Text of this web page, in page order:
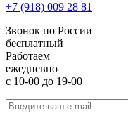
+7 (918) 009 28 81
Звонок по России
бесплатный
Работаем
ежедневно
с 10-00 до 19-00